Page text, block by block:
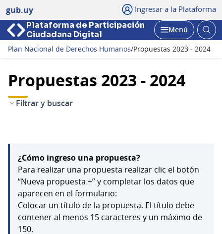
gub.uy Ingresar a la Plataforma
Plataforma de Participación
Ciudadana Digital
Abrir
Menú
Plan Nacional de Derechos Humanos/Propuestas 2023 - 2024
Propuestas 2023 - 2024
Filtrar y buscar
¿Cómo ingreso una propuesta?
Para realizar una propuesta realizar clic el botón
“Nueva propuesta +” y completar los datos que
aparecen en el formulario:
Colocar un título de la propuesta. El título debe
contener al menos 15 caracteres y un máximo de
150.